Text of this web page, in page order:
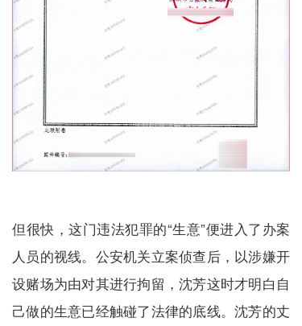
但很快，这门违法犯罪的“生意”便进入了办案
人员的视线。公安机关立案侦查后，以涉嫌开
设赌场为由对其进行拘留，沈芳这时才明白自
己做的生意已经触碰了法律的底线。沈芳的丈